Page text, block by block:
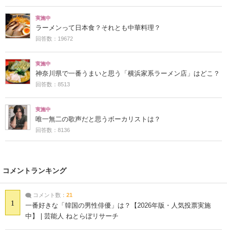
実施中
ラーメンって日本食？それとも中華料理？
回答数：19672
実施中
神奈川県で一番うまいと思う「横浜家系ラーメン店」はどこ？
回答数：8513
実施中
唯一無二の歌声だと思うボーカリストは？
回答数：8136
コメントランキング
1
コメント数： 21
一番好きな「韓国の男性俳優」は？【2026年版・人気投票実施
中】 | 芸能人 ねとらぼリサーチ